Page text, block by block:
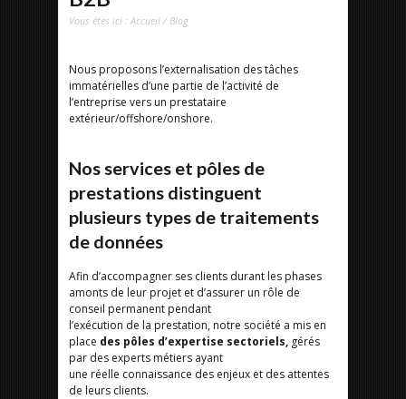
Vous êtes ici : Accueil /Blog
Nous proposons l’externalisation des tâches
immatérielles d’une partie de l’activité de
l’entreprise vers un prestataire
extérieur/offshore/onshore.
Nos services et pôles de
prestations distinguent
plusieurs types de traitements
de données
Afin d’accompagner ses clients durant les phases
amonts de leur projet et d’assurer un rôle de
conseil permanent pendant
l’exécution de la prestation, notre société a mis en
place des pôles d’expertise sectoriels, gérés
par des experts métiers ayant
une réelle connaissance des enjeux et des attentes
de leurs clients.